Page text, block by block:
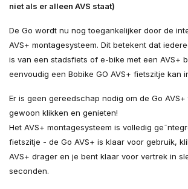
niet als er alleen AVS staat)
De Go wordt nu nog toegankelijker door de
AVS+ montagesysteem. Dit betekent dat
is van een stadsfiets of e-bike met een AVS+
eenvoudig een Bobike GO AVS+ fietszitje kan
Er is geen gereedschap nodig om de Go
gewoon klikken en genieten!
Het AVS+ montagesysteem is volledig
fietszitje - de Go AVS+ is klaar voor gebruik,
AVS+ drager en je bent klaar voor vertrek in
seconden.